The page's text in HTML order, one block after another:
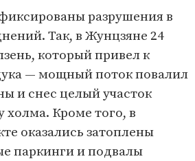
разрушения в
Так, в Жунцзяне 24
который привел к
— мощный поток повалил
и снес целый участок
холма. Кроме того, в
оказались затоплены
паркинги и подвалы